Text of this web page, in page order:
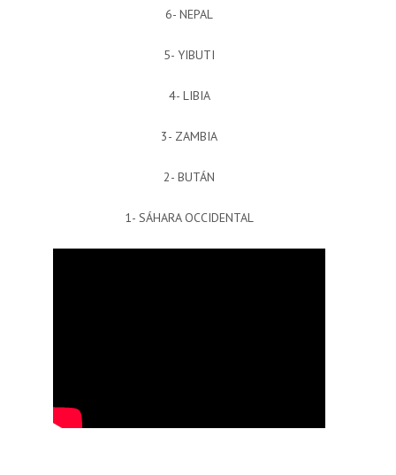
6- NEPAL
5- YIBUTI
4- LIBIA
3- ZAMBIA
2- BUTÁN
1- SÁHARA OCCIDENTAL